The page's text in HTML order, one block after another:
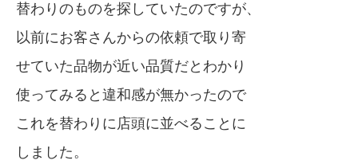
替わりのものを探していたのですが、
以前にお客さんからの依頼で取り寄
せていた品物が近い品質だとわかり
使ってみると違和感が無かったので
これを替わりに店頭に並べることに
しました。